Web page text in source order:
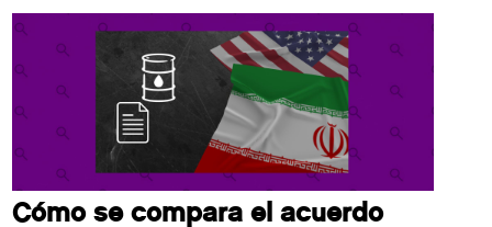
Cómo se compara el acuerdo